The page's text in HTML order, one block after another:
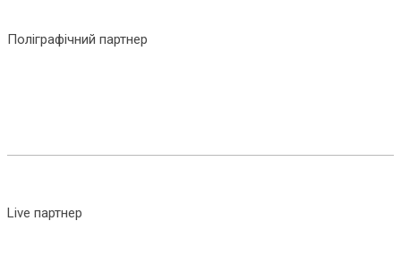
Поліграфічний партнер
Live партнер